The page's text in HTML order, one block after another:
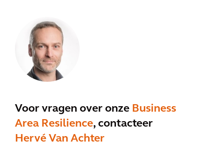
Voor vragen over onze Business
Area Resilience, contacteer
Hervé Van Achter